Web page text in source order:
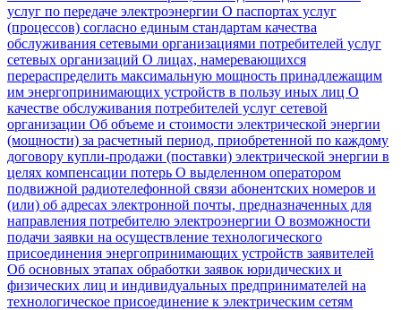
услуг по передаче электроэнергии О паспортах услуг
(процессов) согласно единым стандартам качества
обслуживания сетевыми организациями потребителей услуг
сетевых организаций О лицах, намеревающихся
перераспределить максимальную мощность принадлежащим
им энергопринимающих устройств в пользу иных лиц О
качестве обслуживания потребителей услуг сетевой
организации Об объеме и стоимости электрической энергии
(мощности) за расчетный период, приобретенной по каждому
договору купли-продажи (поставки) электрической энергии в
целях компенсации потерь О выделенном оператором
подвижной радиотелефонной связи абонентских номеров и
(или) об адресах электронной почты, предназначенных для
направления потребителю электроэнергии О возможности
подачи заявки на осуществление технологического
присоединения энергопринимающих устройств заявителей
Об основных этапах обработки заявок юридических и
физических лиц и индивидуальных предпринимателей на
технологическое присоединение к электрическим сетям